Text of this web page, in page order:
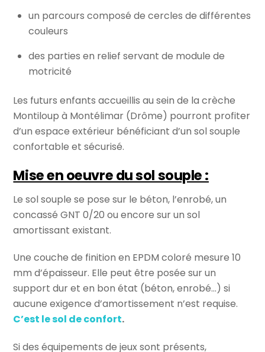
un parcours composé de cercles de différentes
couleurs
des parties en relief servant de module de
motricité
Les futurs enfants accueillis au sein de la crèche
Montiloup à Montélimar (Drôme) pourront profiter
d’un espace extérieur bénéficiant d’un sol souple
confortable et sécurisé.
Mise en oeuvre du sol souple :
Le sol souple se pose sur le béton, l’enrobé, un
concassé GNT 0/20 ou encore sur un sol
amortissant existant.
Une couche de finition en EPDM coloré mesure 10
mm d’épaisseur. Elle peut être posée sur un
support dur et en bon état (béton, enrobé…) si
aucune exigence d’amortissement n’est requise.
C’est le sol de confort.
Si des équipements de jeux sont présents,